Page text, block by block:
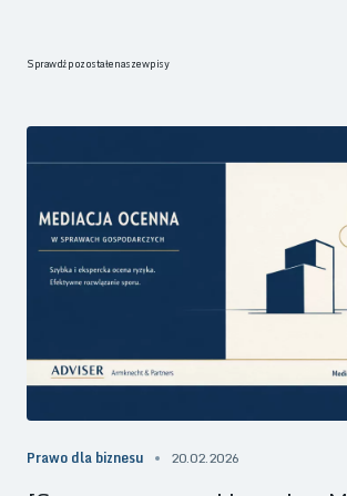
Sprawdź pozostałe nasze wpisy
Prawo dla biznesu 20.02.2026